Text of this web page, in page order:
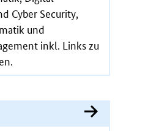
Cyber Security,
und
inkl. Links zu